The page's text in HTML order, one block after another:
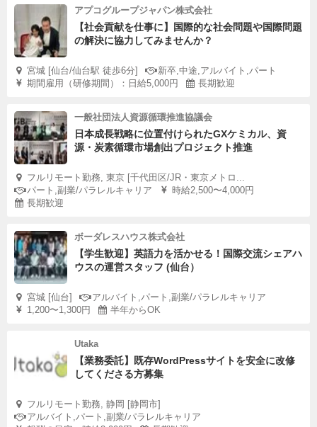
アプコグループジャパン株式会社
【社会貢献を仕事に】国際的な社会問題や国際問題
の解決に協力してみませんか？
宮城 [仙台/仙台駅 徒歩6分]
新卒,中途,アルバイト,パート
期間雇用（研修期間）：日給5,000円
長期歓迎
一般社団法人資源循環推進協議会
日本成長戦略に位置付けられたGXケミカル、資
源・炭素循環市場創出プロジェクト推進
フルリモート勤務, 東京 [千代田区/JR・東京メトロ...
パート,副業/パラレルキャリア
時給2,500〜4,000円
長期歓迎
ボーダレスハウス株式会社
【学生歓迎】英語力を活かせる！国際交流シェアハ
ウスの運営スタッフ (仙台）
宮城 [仙台]
アルバイト,パート,副業/パラレルキャリア
1,200〜1,300円
半年からOK
Utaka
【業務委託】既存WordPressサイトを安全に改修
してくださる方募集
フルリモート勤務, 静岡 [静岡市]
アルバイト,パート,副業/パラレルキャリア